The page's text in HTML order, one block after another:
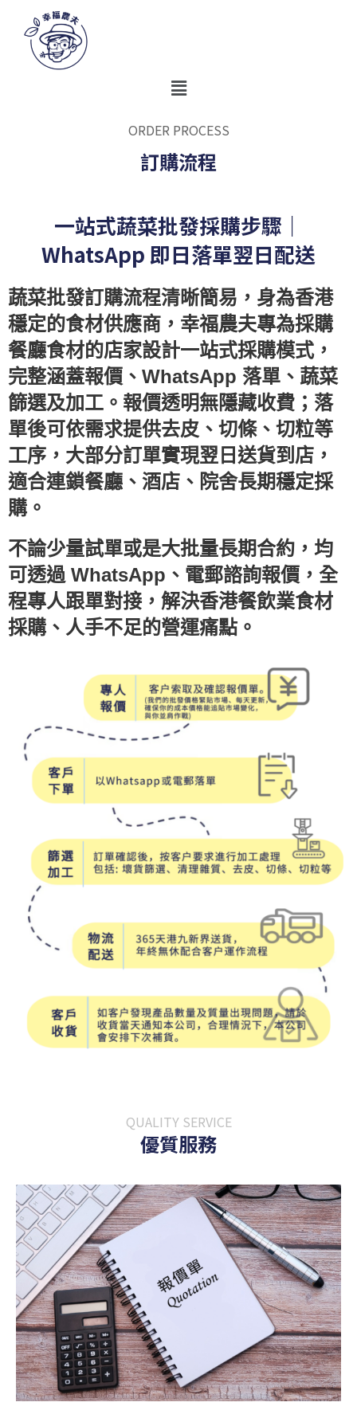
ORDER PROCESS
訂購流程
一站式蔬菜批發採購步驟｜
WhatsApp 即日落單翌日配送
蔬菜批發訂購流程清晰簡易，身為香港
穩定的食材供應商，幸福農夫專為採購
餐廳食材的店家設計一站式採購模式，
完整涵蓋報價、WhatsApp 落單、蔬菜
篩選及加工。報價透明無隱藏收費；落
單後可依需求提供去皮、切條、切粒等
工序，大部分訂單實現翌日送貨到店，
適合連鎖餐廳、酒店、院舍長期穩定採
購。
不論少量試單或是大批量長期合約，均
可透過 WhatsApp、電郵諮詢報價，全
程專人跟單對接，解決香港餐飲業食材
採購、人手不足的營運痛點。
QUALITY SERVICE
優質服務